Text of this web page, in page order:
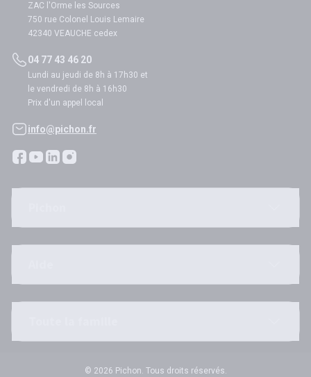
ZAC l'Orme les Sources
750 rue Colonel Louis Lemaire
42340 VEAUCHE cedex
04 77 43 46 20
Lundi au jeudi de 8h à 17h30 et
le vendredi de 8h à 16h30
Prix d'un appel local
info@pichon.fr
© 2026 Pichon. Tous droits réservés.